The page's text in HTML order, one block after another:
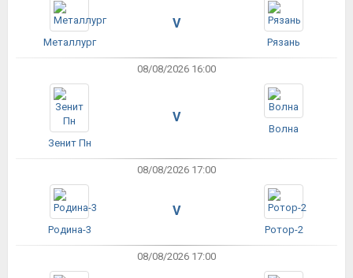
Металлург
V
Рязань
08/08/2026 16:00
Зенит Пн
V
Волна
08/08/2026 17:00
Родина-3
V
Ротор-2
08/08/2026 17:00